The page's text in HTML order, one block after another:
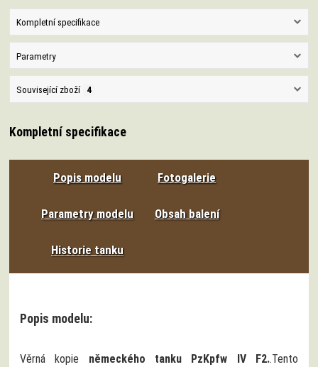
Kompletní specifikace
Parametry
Související zboží 4
Kompletní specifikace
Popis modelu Fotogalerie
Parametry modelu Obsah balení
Historie tanku
Popis modelu:
Věrná kopie německého tanku PzKpfw IV F2..Tento